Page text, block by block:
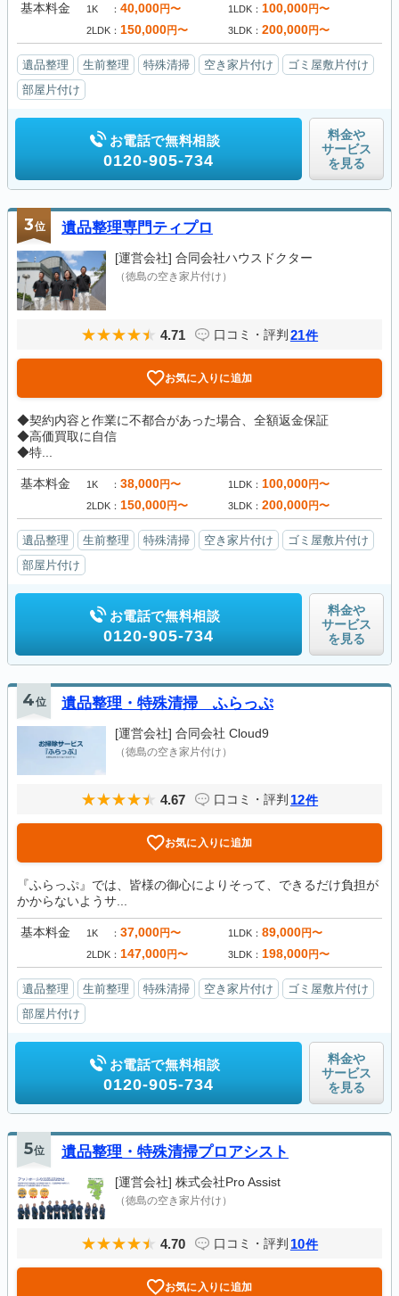
基本料金 1K 40,000円〜 1LDK 100,000円〜
2LDK 150,000円〜 3LDK 200,000円〜
遺品整理 生前整理 特殊清掃 空き家片付け
ゴミ屋敷片付け
部屋片付け
お電話で無料相談
0120-905-734
料金や
サービス
を見る
3位 遺品整理専門ティプロ
[運営会社] 合同会社ハウスドクター
（徳島の空き家片付け）
4.71 口コミ・評判 21件
お気に入りに追加
◆契約内容と作業に不都合があった場合、全額返金保証
◆高価買取に自信
◆特...
基本料金 1K 38,000円〜 1LDK 100,000円〜
2LDK 150,000円〜 3LDK 200,000円〜
遺品整理 生前整理 特殊清掃 空き家片付け
ゴミ屋敷片付け
部屋片付け
お電話で無料相談
0120-905-734
料金や
サービス
を見る
4位 遺品整理・特殊清掃 ふらっぷ
[運営会社] 合同会社 Cloud9
（徳島の空き家片付け）
4.67 口コミ・評判 12件
お気に入りに追加
『ふらっぷ』では、皆様の御心によりそって、できるだけ負担が
かからないようサ...
基本料金 1K 37,000円〜 1LDK 89,000円〜
2LDK 147,000円〜 3LDK 198,000円〜
遺品整理 生前整理 特殊清掃 空き家片付け
ゴミ屋敷片付け
部屋片付け
お電話で無料相談
0120-905-734
料金や
サービス
を見る
5位 遺品整理・特殊清掃プロアシスト
[運営会社] 株式会社Pro Assist
（徳島の空き家片付け）
4.70 口コミ・評判 10件
お気に入りに追加